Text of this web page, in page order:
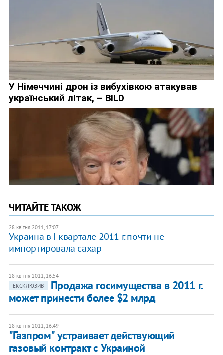
ЧИТАЙТЕ ТАКОЖ
28 квітня 2011, 17:07
​Украина в I квартале 2011 г. почти не
импортировала сахар
28 квітня 2011, 16:54
ЕКСКЛЮЗИВ
​Продажа госимущества в 2011 г.
может принести более $2 млрд
28 квітня 2011, 16:49
"Газпром" устраивает действующий
газовый контракт с Украиной